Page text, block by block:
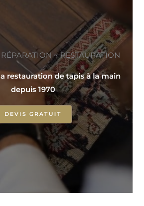
~ RESTAURATION
restauration de tapis à la main
depuis 1970
DEVIS GRATUIT